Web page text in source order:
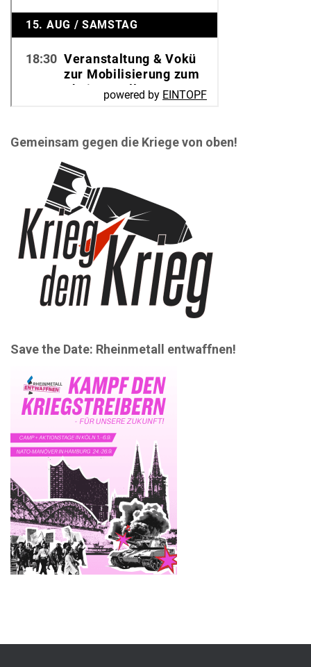
Gemeinsam gegen die Kriege von oben!
Save the Date: Rheinmetall entwaffnen!